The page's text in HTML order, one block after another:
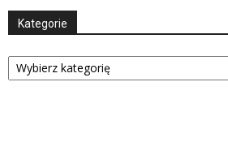
Kategorie
Kategorie